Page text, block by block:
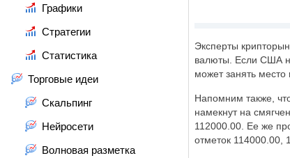
Графики
Стратегии
Статистика
Торговые идеи
Скальпинг
Нейросети
Волновая разметка
Эксперты
валюты. Если США
может занять
Напомним также,
намекнут на
112000.00. Ее же
отметок 114000.00,